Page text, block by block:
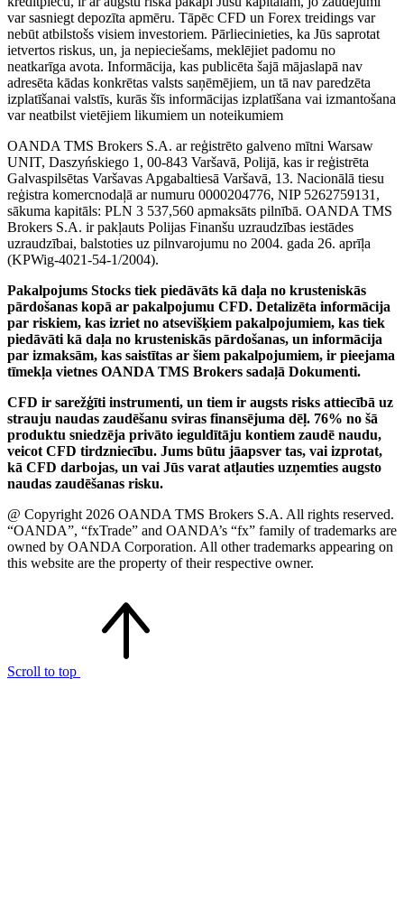
var sasniegt depozīta apmēru. Tāpēc CFD un Forex treidings var
nebūt atbilstošs visiem investoriem. Pārliecinieties, ka Jūs saprotat
ietvertos riskus, un, ja nepieciešams, meklējiet padomu no
neatkarīga avota. Informācija, kas publicēta šajā mājaslapā nav
adresēta kādas konkrētas valsts saņēmējiem, un tā nav paredzēta
izplatīšanai valstīs, kurās šīs informācijas izplatīšana vai izmantošana
var neatbilst vietējiem likumiem un noteikumiem
OANDA TMS Brokers S.A. ar reģistrēto galveno mītni Warsaw
UNIT, Daszyńskiego 1, 00-843 Varšavā, Polijā, kas ir reģistrēta
Galvaspilsētas Varšavas Apgabaltiesā Varšavā, 13. Nacionālā tiesu
reģistra komercnodaļā ar numuru 0000204776, NIP 5262759131,
sākuma kapitāls: PLN 3 537,560 apmaksāts pilnībā. OANDA TMS
Brokers S.A. ir pakļauts Polijas Finanšu uzraudzības iestādes
uzraudzībai, balstoties uz pilnvarojumu no 2004. gada 26. aprīļa
(KPWig-4021-54-1/2004).
Pakalpojums Stocks tiek piedāvāts kā daļa no krusteniskās
pārdošanas kopā ar pakalpojumu CFD. Detalizēta informācija
par riskiem, kas izriet no atsevišķiem pakalpojumiem, kas tiek
piedāvāti kā daļa no krusteniskās pārdošanas, un informācija
par izmaksām, kas saistītas ar šiem pakalpojumiem, ir pieejama
tīmekļa vietnes OANDA TMS Brokers sadaļā Dokumenti.
CFD ir sarežģīti instrumenti, un tiem ir augsts risks attiecībā uz
strauju naudas zaudēšanu sviras finansējuma dēļ. 76% no šā
produktu sniedzēja privāto ieguldītāju kontiem zaudē naudu,
veicot CFD tirdzniecību. Jums būtu jāapsver tas, vai izprotat,
kā CFD darbojas, un vai Jūs varat atļauties uzņemties augsto
naudas zaudēšanas risku.
@ Copyright 2026 OANDA TMS Brokers S.A. All rights reserved.
“OANDA”, “fxTrade” and OANDA’s “fx” family of trademarks are
owned by OANDA Corporation. All other trademarks appearing on
this website are the property of their respective owner.
Scroll to top